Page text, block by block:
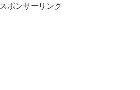
スポンサーリンク